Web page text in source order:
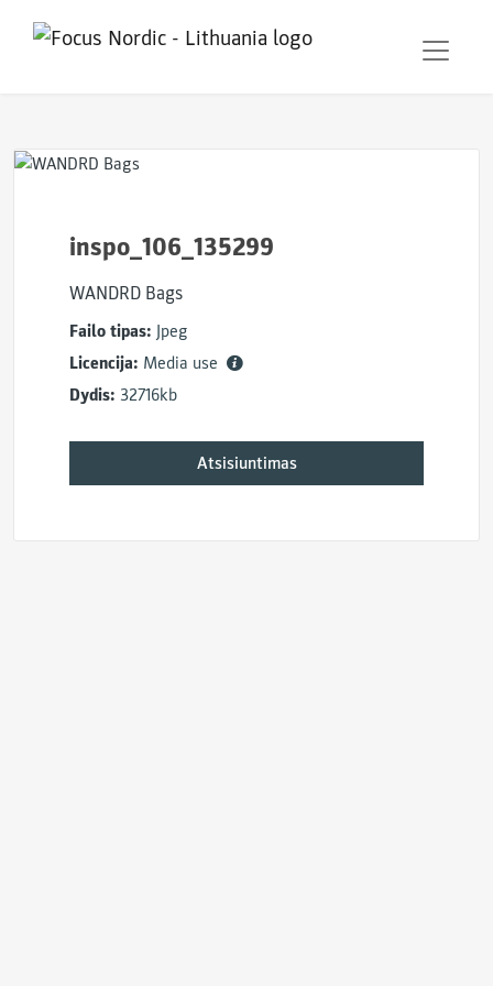
inspo_106_135299
WANDRD Bags
Failo tipas: Jpeg
Licencija: Media use
Dydis: 32716kb
Atsisiuntimas